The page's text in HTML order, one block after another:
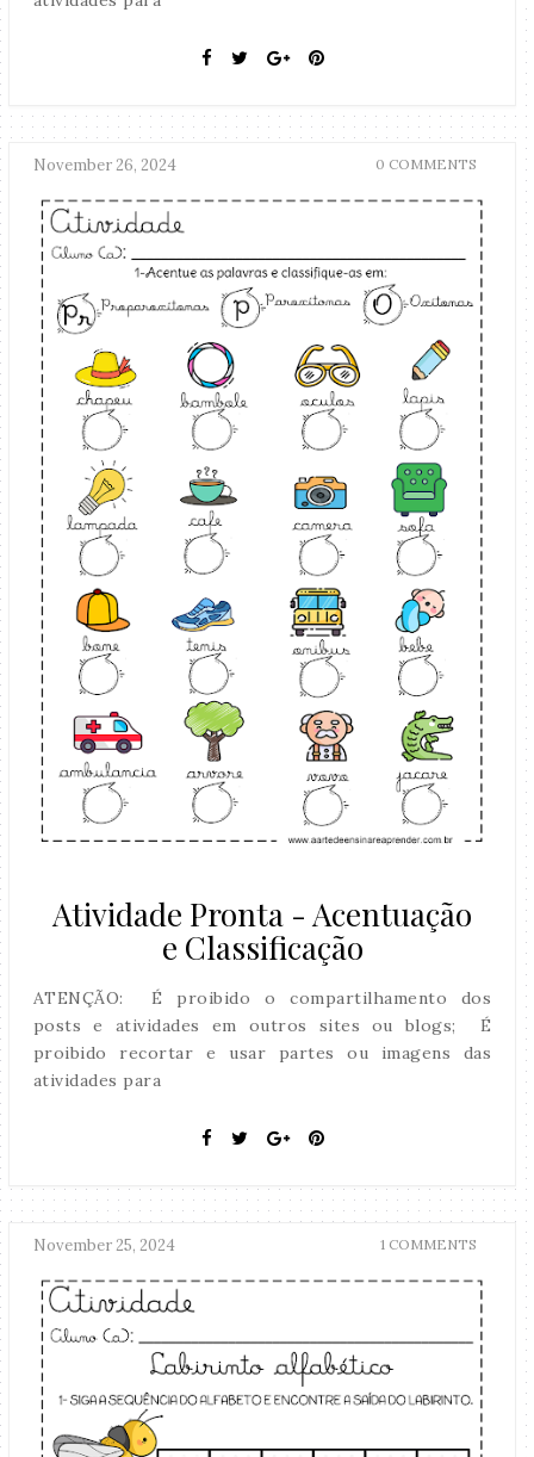
November 26, 2024 0 COMMENTS
Atividade Pronta - Acentuação
e Classificação
ATENÇÃO: É proibido o compartilhamento dos
posts e atividades em outros sites ou blogs; É
proibido recortar e usar partes ou imagens das
atividades para
November 25, 2024 1 COMMENTS